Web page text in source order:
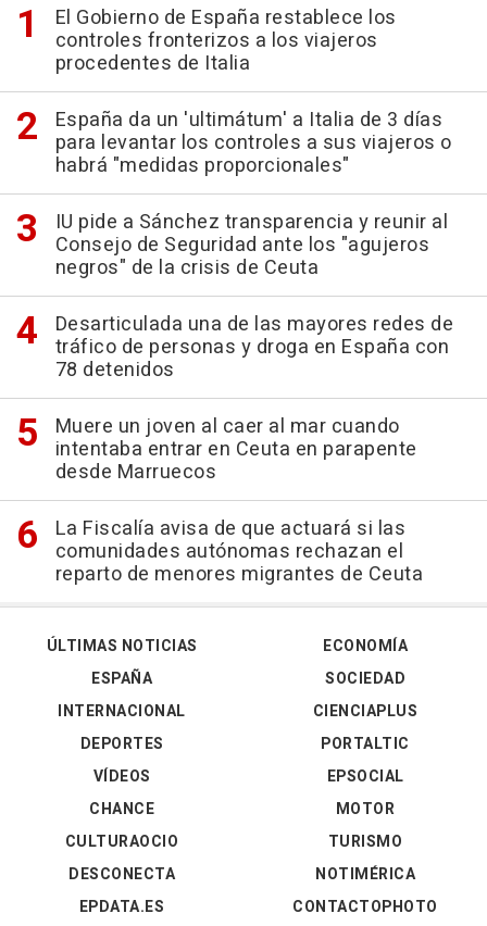
El Gobierno de España restablece los
controles fronterizos a los viajeros
procedentes de Italia
España da un 'ultimátum' a Italia de 3 días
para levantar los controles a sus viajeros o
habrá "medidas proporcionales"
IU pide a Sánchez transparencia y reunir al
Consejo de Seguridad ante los "agujeros
negros" de la crisis de Ceuta
Desarticulada una de las mayores redes de
tráfico de personas y droga en España con
78 detenidos
Muere un joven al caer al mar cuando
intentaba entrar en Ceuta en parapente
desde Marruecos
La Fiscalía avisa de que actuará si las
comunidades autónomas rechazan el
reparto de menores migrantes de Ceuta
ÚLTIMAS NOTICIAS
ESPAÑA
INTERNACIONAL
DEPORTES
VÍDEOS
ECONOMÍA
SOCIEDAD
CIENCIAPLUS
PORTALTIC
EPSOCIAL
CHANCE
CULTURAOCIO
DESCONECTA
EPDATA.ES
MOTOR
TURISMO
NOTIMÉRICA
CONTACTOPHOTO